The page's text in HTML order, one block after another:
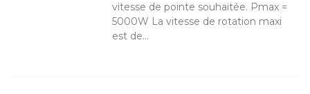
vitesse de pointe souhaitée. Pmax =
5000W La vitesse de rotation maxi
est de...